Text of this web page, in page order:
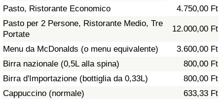
Pasto, Ristorante Economico
4.750,00 Ft
Pasto per 2 Persone, Ristorante Medio, Tre
Portate
12.000,00 Ft
Menu da McDonalds (o menu equivalente)
3.600,00 Ft
Birra nazionale (0,5L alla spina)
800,00 Ft
Birra d'Importazione (bottiglia da 0,33L)
800,00 Ft
Cappuccino (normale)
633,33 Ft
Indice Del Costo Della Vita
Indice del Costo della Vita per Nazione
ad Aqaba
Indice del Prezzo delle Case
Indice del Prezzo delle Case per Nazione
Indice della Qualità della Vita (Corrente)
Indice della qualità della vita per Paese
Criminalità
Indice del Tasso di Criminalità (Corrente)